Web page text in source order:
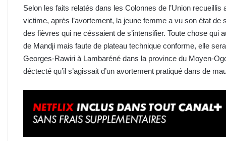
Selon les faits relatés dans les Colonnes de l’Union
victime, après l’avortement, la jeune femme a vu son état
des fièvres qui ne céssaient de s’intensifier. Toute chose
de Mandji mais faute de plateau technique conforme, elle
Georges-Rawiri à Lambaréné dans la province du Moyen-
déctecté qu’il s’agissait d’un avortement pratiqué dans de